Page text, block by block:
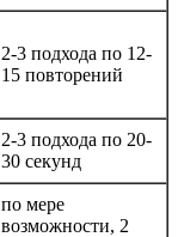
2-3 подхода по 12-
15 повторений
2-3 подхода по 20-
30 секунд
по мере
возможности, 2